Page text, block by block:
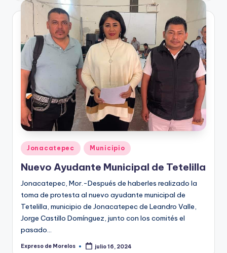
Publicado
en
Jonacatepec Municipio
Nuevo Ayudante Municipal de Tetelilla
Jonacatepec, Mor.-Después de haberles realizado la
toma de protesta al nuevo ayudante municipal de
Tetelilla, municipio de Jonacatepec de Leandro Valle,
Jorge Castillo Domínguez, junto con los comités el
pasado…
Publicado
Expreso de Morelos julio 16, 2024